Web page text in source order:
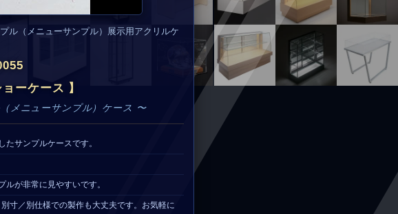
ル（メニューサンプル）展示用アクリルケ
ーケース 】
メニューサンプル）ケース 〜
サンプルケースです。
が非常に見やすいです。
寸／別仕様での製作も大丈夫です。お気軽に